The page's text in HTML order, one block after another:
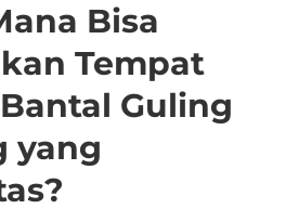
Bisa
Tempat
Guling
yang